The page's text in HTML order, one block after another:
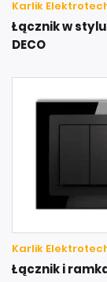
Karlik
Łącznik w
DECO
Karlik
Łącznik i